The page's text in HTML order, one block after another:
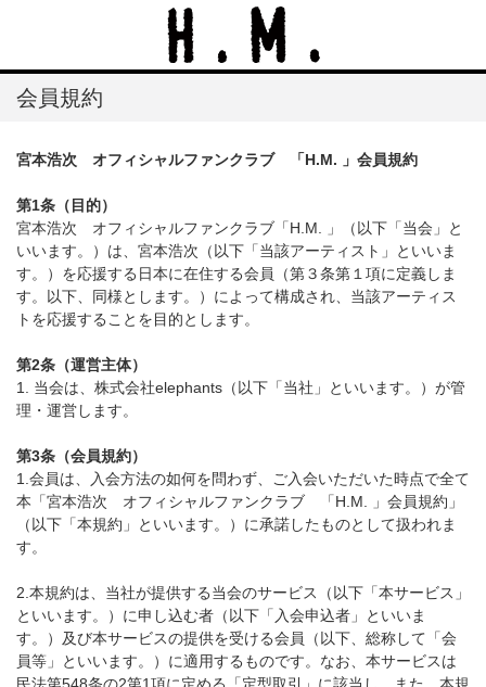
会員規約
宮本浩次 オフィシャルファンクラブ 「H.M. 」会員規約
第1条（目的）
宮本浩次 オフィシャルファンクラブ「H.M. 」（以下「当会」と
いいます。）は、宮本浩次（以下「当該アーティスト」といいま
す。）を応援する日本に在住する会員（第３条第１項に定義しま
す。以下、同様とします。）によって構成され、当該アーティス
トを応援することを目的とします。
第2条（運営主体）
1. 当会は、株式会社elephants（以下「当社」といいます。）が管
理・運営します。
第3条（会員規約）
1.会員は、入会方法の如何を問わず、ご入会いただいた時点で全て
本「宮本浩次 オフィシャルファンクラブ 「H.M. 」会員規約」
（以下「本規約」といいます。）に承諾したものとして扱われま
す。
2.本規約は、当社が提供する当会のサービス（以下「本サービス」
といいます。）に申し込む者（以下「入会申込者」といいま
す。）及び本サービスの提供を受ける会員（以下、総称して「会
員等」といいます。）に適用するものです。なお、本サービスは